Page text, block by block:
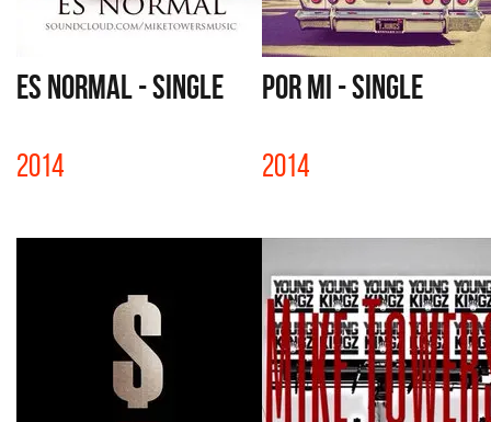
ES NORMAL - SINGLE
2014
POR MI - SINGLE
2014